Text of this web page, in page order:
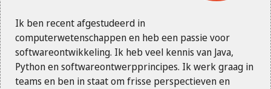
Ik ben recent afgestudeerd in
computerwetenschappen en heb een passie voor
softwareontwikkeling. Ik heb veel kennis van Java,
Python en softwareontwerpprincipes. Ik werk graag in
teams en ben in staat om frisse perspectieven en